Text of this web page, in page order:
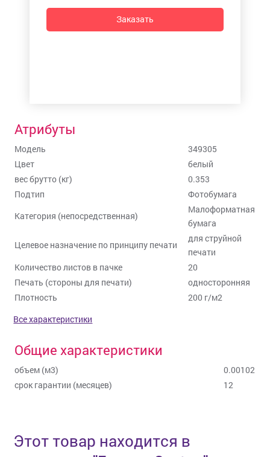
Заказать
Атрибуты
Модель
349305
Цвет
белый
вес брутто (кг)
0.353
Подтип
Фотобумага
Категория (непосредственная)
Малоформатная
бумага
Целевое назначение по принципу печати
для струйной
печати
Количество листов в пачке
20
Печать (стороны для печати)
односторонняя
Плотность
200 г/м2
Все характеристики
Общие характеристики
объем (м3)
0.00102
срок гарантии (месяцев)
12
Этот товар находится в